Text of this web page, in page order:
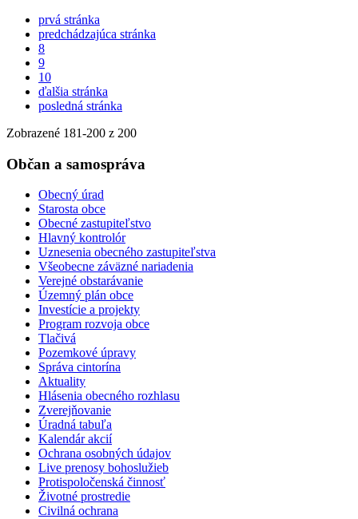
prvá stránka
predchádzajúca stránka
8
9
10
ďalšia stránka
posledná stránka
Zobrazené 181-200 z 200
Občan a samospráva
Obecný úrad
Starosta obce
Obecné zastupiteľstvo
Hlavný kontrolór
Uznesenia obecného zastupiteľstva
Všeobecne záväzné nariadenia
Verejné obstarávanie
Územný plán obce
Investície a projekty
Program rozvoja obce
Tlačivá
Pozemkové úpravy
Správa cintorína
Aktuality
Hlásenia obecného rozhlasu
Zverejňovanie
Úradná tabuľa
Kalendár akcií
Ochrana osobných údajov
Live prenosy bohoslužieb
Protispoločenská činnosť
Životné prostredie
Civilná ochrana